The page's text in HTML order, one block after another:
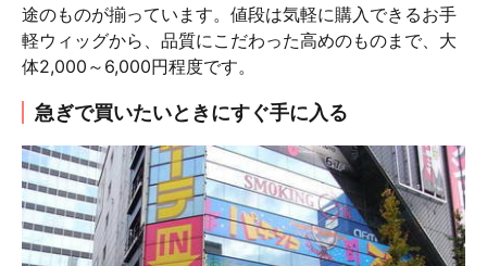
途のものが揃っています。値段は気軽に購入できるお手
軽ウィッグから、品質にこだわった高めのものまで、大
体2,000～6,000円程度です。
急ぎで買いたいときにすぐ手に入る